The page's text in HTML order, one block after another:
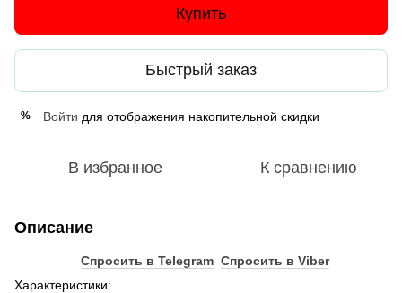
Купить
Быстрый заказ
% Войти для отображения накопительной скидки
В избранное К сравнению
Описание
Спросить в Telegram Спросить в Viber
Характеристики: